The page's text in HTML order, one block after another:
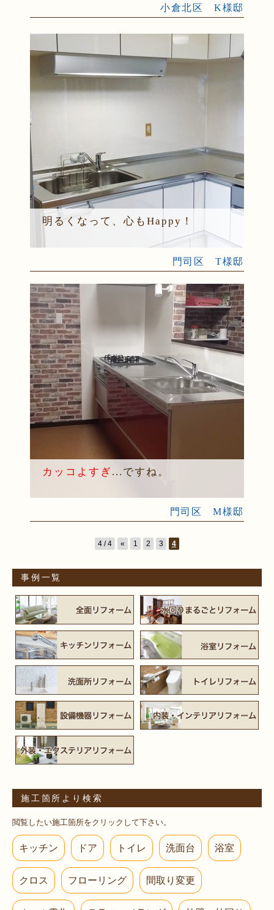
小倉北区 K様邸
明るくなって、心もHappy！
門司区 T様邸
カッコよすぎ...ですね。
門司区 M様邸
4 / 4 « 1 2 3 4
事例一覧
施工箇所より検索
閲覧したい施工箇所をクリックして下さい。
キッチン ドア トイレ 洗面台 浴室
クロス フローリング 間取り変更